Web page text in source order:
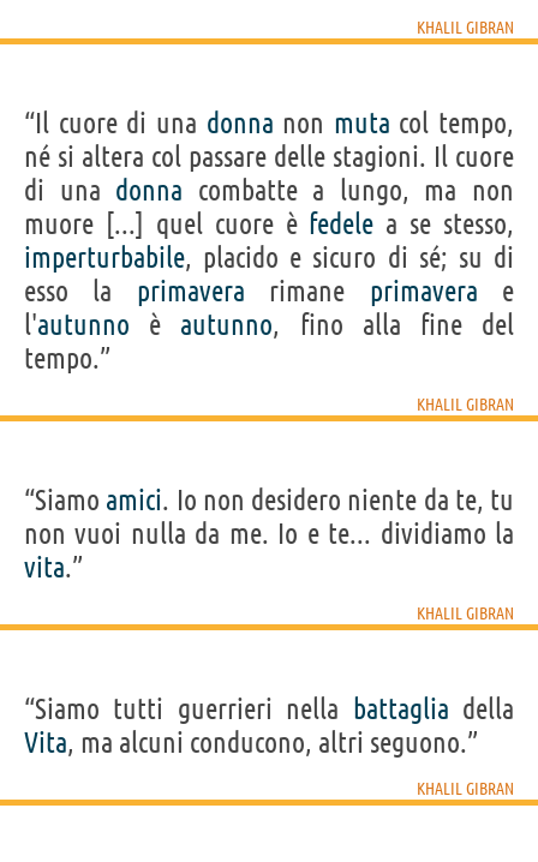
KHALIL GIBRAN
“Il cuore di una donna non muta col tempo,
né si altera col passare delle stagioni. Il cuore
di una donna combatte a lungo, ma non
muore [...] quel cuore è fedele a se stesso,
imperturbabile, placido e sicuro di sé; su di
esso la primavera rimane primavera e
l'autunno è autunno, fino alla fine del
tempo.”
KHALIL GIBRAN
“Siamo amici. Io non desidero niente da te, tu
non vuoi nulla da me. Io e te... dividiamo la
vita.”
KHALIL GIBRAN
“Siamo tutti guerrieri nella battaglia della
Vita, ma alcuni conducono, altri seguono.”
KHALIL GIBRAN